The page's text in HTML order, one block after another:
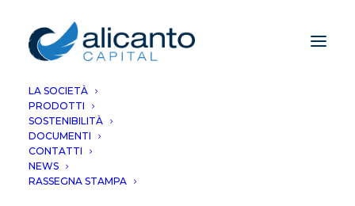
LA SOCIETÀ
PRODOTTI
SOSTENIBILITÀ
DOCUMENTI
CONTATTI
NEWS
RASSEGNA STAMPA